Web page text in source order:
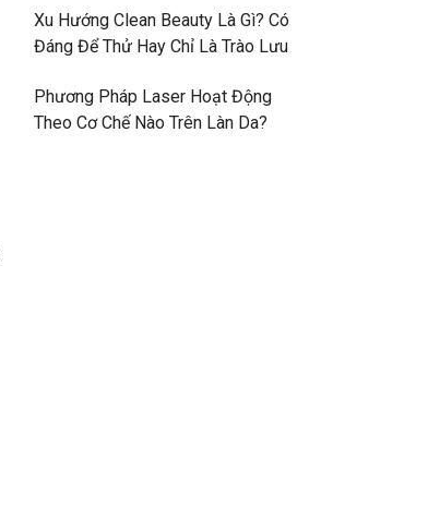
Xu Hướng Clean Beauty Là Gì? Có
Đáng Để Thử Hay Chỉ Là Trào Lưu
Phương Pháp Laser Hoạt Động
Theo Cơ Chế Nào Trên Làn Da?